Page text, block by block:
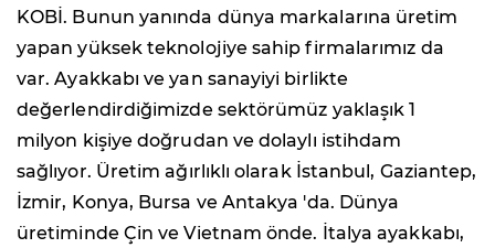
KOBİ. Bunun yanında dünya markalarına üretim
yapan yüksek teknolojiye sahip firmalarımız da
var. Ayakkabı ve yan sanayiyi birlikte
değerlendirdiğimizde sektörümüz yaklaşık 1
milyon kişiye doğrudan ve dolaylı istihdam
sağlıyor. Üretim ağırlıklı olarak İstanbul, Gaziantep,
İzmir, Konya, Bursa ve Antakya 'da. Dünya
üretiminde Çin ve Vietnam önde. ⁠İtalya ayakkabı,